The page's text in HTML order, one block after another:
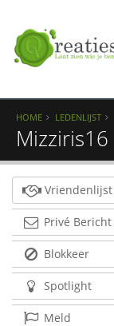
HOME LEDENLIJST
Mizziris16
Vriendenlijst
Privé Bericht
Blokkeer
Spotlight
Meld